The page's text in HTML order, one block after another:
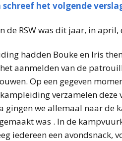
schreef het volgende
de RSW was dit jaar, in april,
hadden Bouke en Iris
aanmelden van de
Op een gegeven
verzamelen deze
gingen we allemaal naar de
was . In de
iedereen een avondsnack,